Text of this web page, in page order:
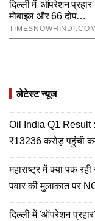
लेटेस्ट न्यूज
Oil India Q1 Result
₹13236 करोड़ पहुंची
महाराष्ट्र में क्या पक
पवार की मुलाकात पर
दिल्ली में 'ऑपरेशन